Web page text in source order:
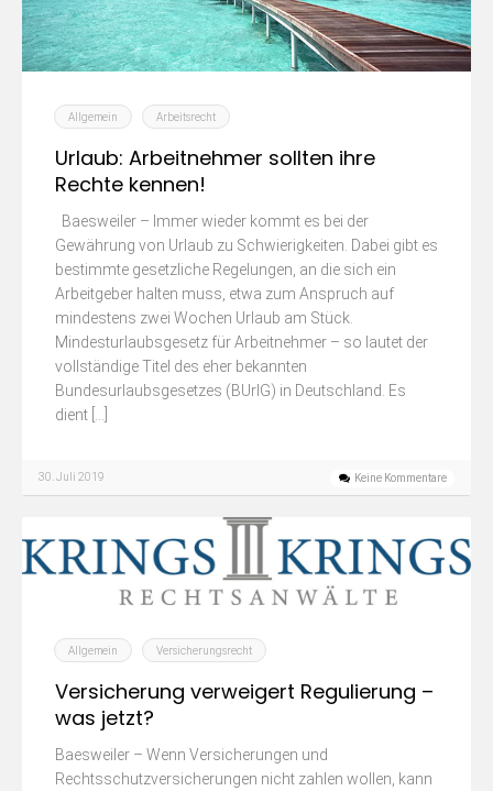
Allgemein Arbeitsrecht
Urlaub: Arbeitnehmer sollten ihre
Rechte kennen!
Baesweiler – Immer wieder kommt es bei der
Gewährung von Urlaub zu Schwierigkeiten. Dabei gibt es
bestimmte gesetzliche Regelungen, an die sich ein
Arbeitgeber halten muss, etwa zum Anspruch auf
mindestens zwei Wochen Urlaub am Stück.
Mindesturlaubsgesetz für Arbeitnehmer – so lautet der
vollständige Titel des eher bekannten
Bundesurlaubsgesetzes (BUrlG) in Deutschland. Es
dient […]
30. Juli 2019 Keine Kommentare
Allgemein Versicherungsrecht
Versicherung verweigert Regulierung –
was jetzt?
Baesweiler – Wenn Versicherungen und
Rechtsschutzversicherungen nicht zahlen wollen, kann